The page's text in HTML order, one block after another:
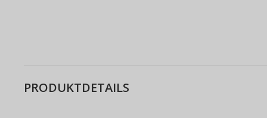
PRODUKTDETAILS